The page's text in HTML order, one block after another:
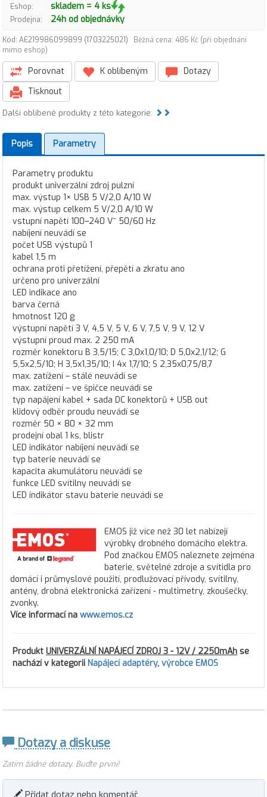
Eshop: skladem = 4 ks
Prodejna: 24h od objednávky
Kód: AE219986099899 (1703225021)
Běžná cena: 486 Kč (při objednání
mimo eshop)
Porovnat K oblíbeným
Dotazy
Tisknout
Další oblíbené produkty z této kategorie:
Popis Parametry
Parametry produktu
produkt univerzální zdroj pulzní
max. výstup 1× USB 5 V/2,0 A/10 W
max. výstup celkem 5 V/2,0 A/10 W
vstupní napětí 100–240 V~ 50/60 Hz
nabíjení neuvádí se
počet USB výstupů 1
kabel 1,5 m
ochrana proti přetížení, přepětí a zkratu ano
určeno pro univerzální
LED indikace ano
barva černá
hmotnost 120 g
výstupní napětí 3 V, 4,5 V, 5 V, 6 V, 7,5 V, 9 V, 12 V
výstupní proud max. 2 250 mA
rozměr konektoru B 3,5/15; C 3,0x1,0/10; D 5,0x2,1/12; G
5,5x2,5/10; H 3,5x1,35/10; I 4x 1,7/10; S 2,35x0,75/8,7
max. zatížení – stálé neuvádí se
max. zatížení – ve špičce neuvádí se
typ napájení kabel + sada DC konektorů + USB out
klidový odběr proudu neuvádí se
rozměr 50 × 80 × 32 mm
prodejní obal 1 ks, blistr
LED indikátor nabíjení neuvádí se
typ baterie neuvádí se
kapacita akumulátoru neuvádí se
funkce LED svítilny neuvádí se
LED indikátor stavu baterie neuvádí se
EMOS již více než 30 let nabízejí
výrobky drobného domácího elektra.
Pod značkou EMOS naleznete zejména
baterie, světelné zdroje a svítidla pro
domácí i průmyslové použití, prodlužovací přívody, svítilny,
antény, drobná elektronická zařízení - multimetry, zkoušečky,
zvonky.
Více informací na www.emos.cz
Produkt UNIVERZÁLNÍ NAPÁJECÍ ZDROJ 3 - 12V / 2250mAh se
nachází v kategorii Napájecí adaptéry, výrobce EMOS
Dotazy a diskuse
Zatím žádné dotazy. Buďte první!
Přidat dotaz nebo komentář